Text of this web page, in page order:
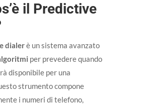
il Predictive
dialerè un sistema avanzato
per prevedere quando
disponibile per una
strumento compone
i numeri di telefono,